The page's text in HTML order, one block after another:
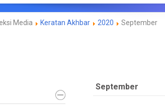
Media Keratan Akhbar 2020 September
September